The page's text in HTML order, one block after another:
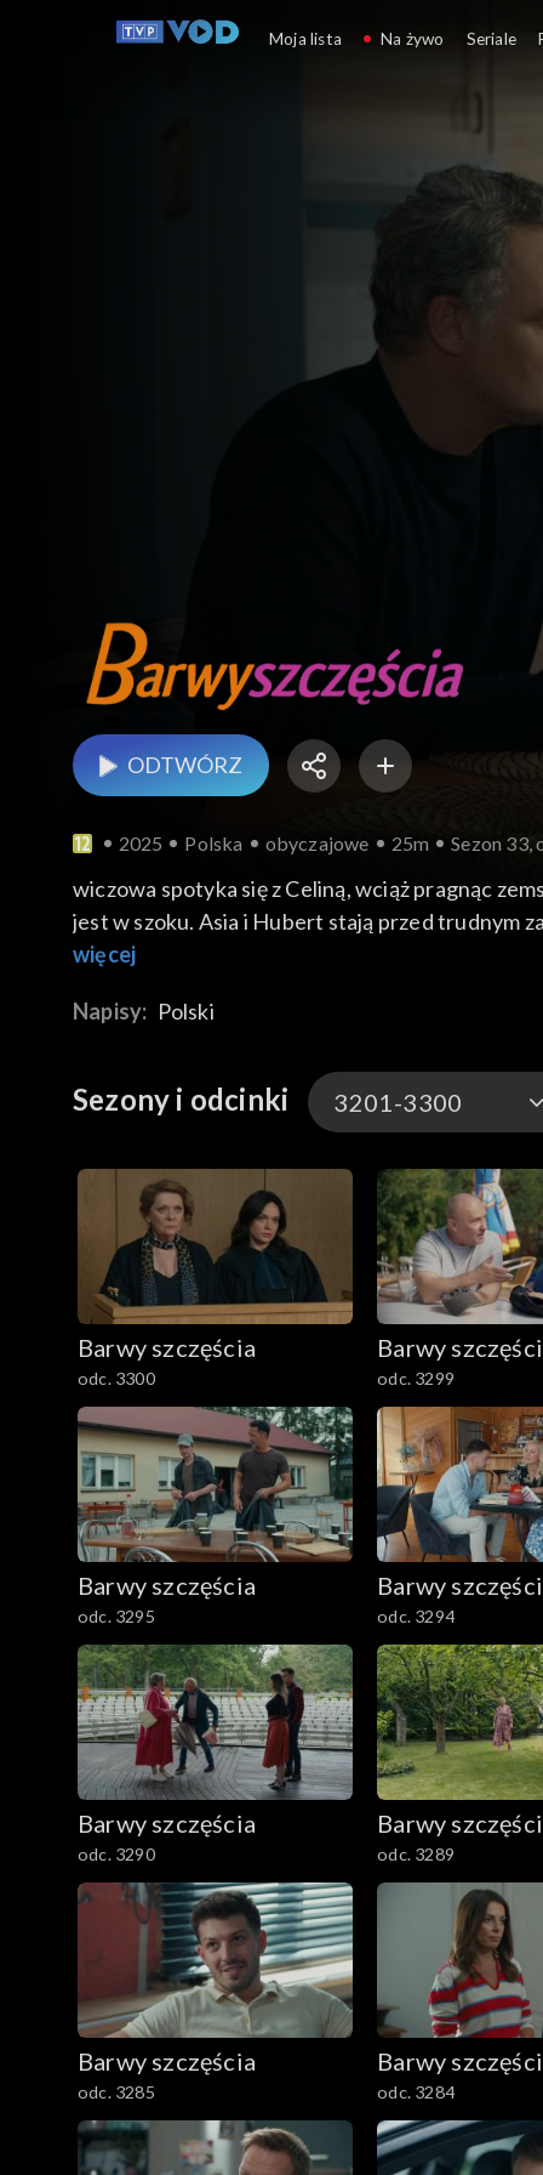
ODTWÓRZ
2025 Polska obyczajowe 25m Sezon 33,
wiczowa spotyka się z Celiną, wciąż pragnąc
jest w szoku. Asia i Hubert stają przed trudnym
więcej
Napisy: Polski
Sezony i odcinki 3201-3300
3301-3400
3201-3300
3101-3200
3001-3100
2901-3000
2801–2900
2701–2800
2601–2700
2501–2600
2401–2500
2301–2400
2201–2300
2101–2200
2001–2100
1901–2000
1801–1900
1701–1800
Barwy szczęścia
odc. 3300
Barwy
odc. 3299
Barwy szczęścia
odc. 3295
Barwy
odc. 3294
Barwy szczęścia
odc. 3290
Barwy
odc. 3289
Barwy szczęścia
odc. 3285
Barwy
odc. 3284
Moja lista Na żywo Seriale